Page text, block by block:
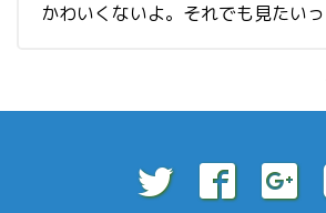
かわいくないよ。それでも見たい